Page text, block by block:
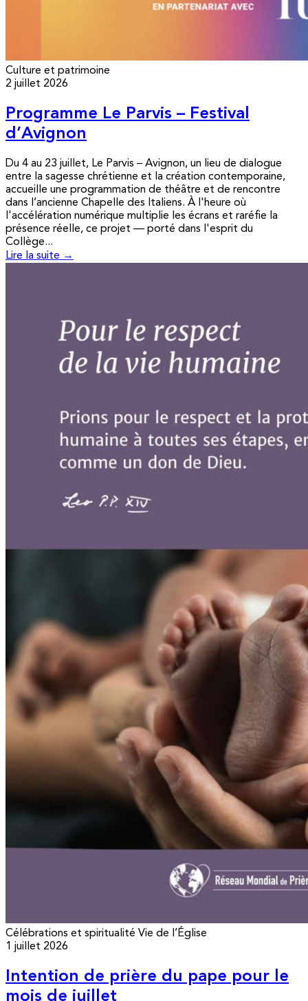
Culture et patrimoine
2 juillet 2026
Programme Le Parvis – Festival
d’Avignon
Du 4 au 23 juillet, Le Parvis – Avignon, un lieu de dialogue
entre la sagesse chrétienne et la création contemporaine,
accueille une programmation de théâtre et de rencontre
dans l’ancienne Chapelle des Italiens. À l'heure où
l'accélération numérique multiplie les écrans et raréfie la
présence réelle, ce projet — porté dans l'esprit du
Collège...
Lire la suite →
Célébrations et spiritualité Vie de l’Église
1 juillet 2026
Intention de prière du pape pour le
mois de juillet